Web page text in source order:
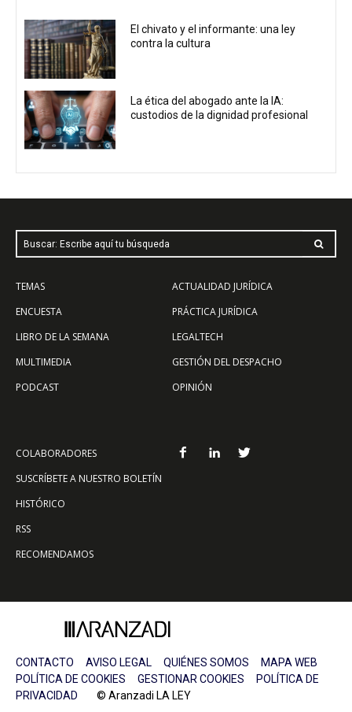
El chivato y el informante: una ley
contra la cultura
La ética del abogado ante la IA:
custodios de la dignidad profesional
Buscar: Escribe aquí tu búsqueda
TEMAS
ENCUESTA
LIBRO DE LA SEMANA
MULTIMEDIA
PODCAST
ACTUALIDAD JURÍDICA
PRÁCTICA JURÍDICA
LEGALTECH
GESTIÓN DEL DESPACHO
OPINIÓN
COLABORADORES
SUSCRÍBETE A NUESTRO BOLETÍN
HISTÓRICO
RSS
RECOMENDAMOS
CONTACTO AVISO LEGAL QUIÉNES SOMOS
MAPA WEB
POLÍTICA DE COOKIES
GESTIONAR COOKIES
POLÍTICA DE
PRIVACIDAD © Aranzadi LA LEY